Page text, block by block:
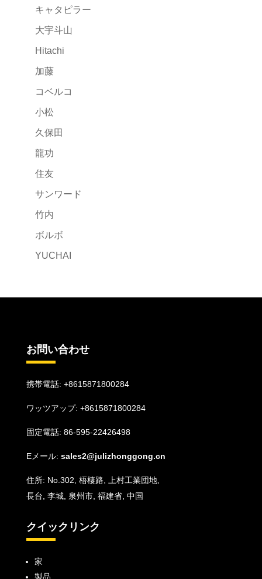
キャタピラー
大宇斗山
Hitachi
加藤
コベルコ
小松
久保田
龍功
住友
サンワード
竹内
ボルボ
YUCHAI
お問い合わせ
携帯電話: +8615871800284
ワッツアップ: +8615871800284
固定電話: 86-595-22426498
Eメール: sales2@julizhonggong.cn
住所: No.302, 梧棲路, 上村工業団地,
長台, 李城, 泉州市, 福建省, 中国
クイックリンク
家
製品